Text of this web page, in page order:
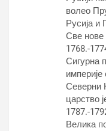
волео
Русија и
Све
1768.-
Сигурна
Северни
царство
1787.-
Велика